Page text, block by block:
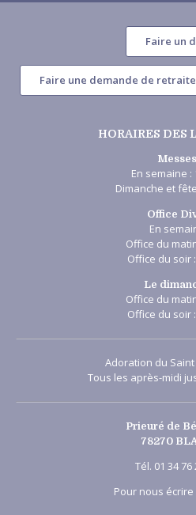
Faire un
Faire une demande de
HORAIRES DES
Messes
En semaine :
Dimanche et
Office
En
Office du
Office du soir
Le
Office du
Office du soir
Adoration du
Tous les après-midi
Prieuré de
78270
Tél. 01 34 76
Pour nous écrire